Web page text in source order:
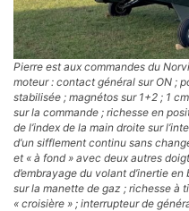
Pierre est aux commandes du
moteur : contact général sur ON ;
stabilisée ; magnétos sur 1+2 ; 1
sur la commande ; richesse en
de l’index de la main droite sur
d’un sifflement continu sans
et « à fond » avec deux autres
d’embrayage du volant d’inertie
sur la manette de gaz ; richesse à
« croisière » ; interrupteur de